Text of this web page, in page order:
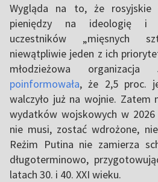
Wygląda na to, że rosyjskie
pieniędzy na ideologię i
uczestników „mięsnych
niewątpliwie jeden z ich
młodzieżowa organizacja
poinformowała, że ​​2,5 proc.
walczyło już na wojnie. Zatem
wydatków wojskowych w
nie musi, zostać wdrożone,
Reżim Putina nie zamierza
długoterminowo,
latach 30. i 40. XXI wieku.